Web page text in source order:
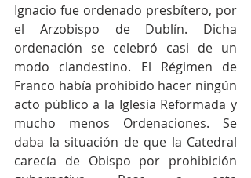
Ignacio fue ordenado presbítero, por
el Arzobispo de Dublín. Dicha
ordenación se celebró casi de un
modo clandestino. El Régimen de
Franco había prohibido hacer ningún
acto público a la Iglesia Reformada y
mucho menos Ordenaciones. Se
daba la situación de que la Catedral
carecía de Obispo por prohibición